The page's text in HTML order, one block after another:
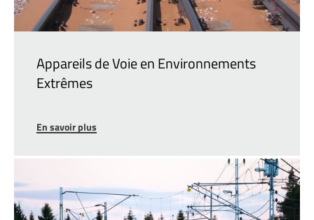
Appareils de Voie en Environnements
Extrêmes
En savoir plus